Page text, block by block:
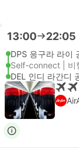
13:00 22:05
DPS 응구라 라이
Self-connect | 비
DEL 인디 라간디